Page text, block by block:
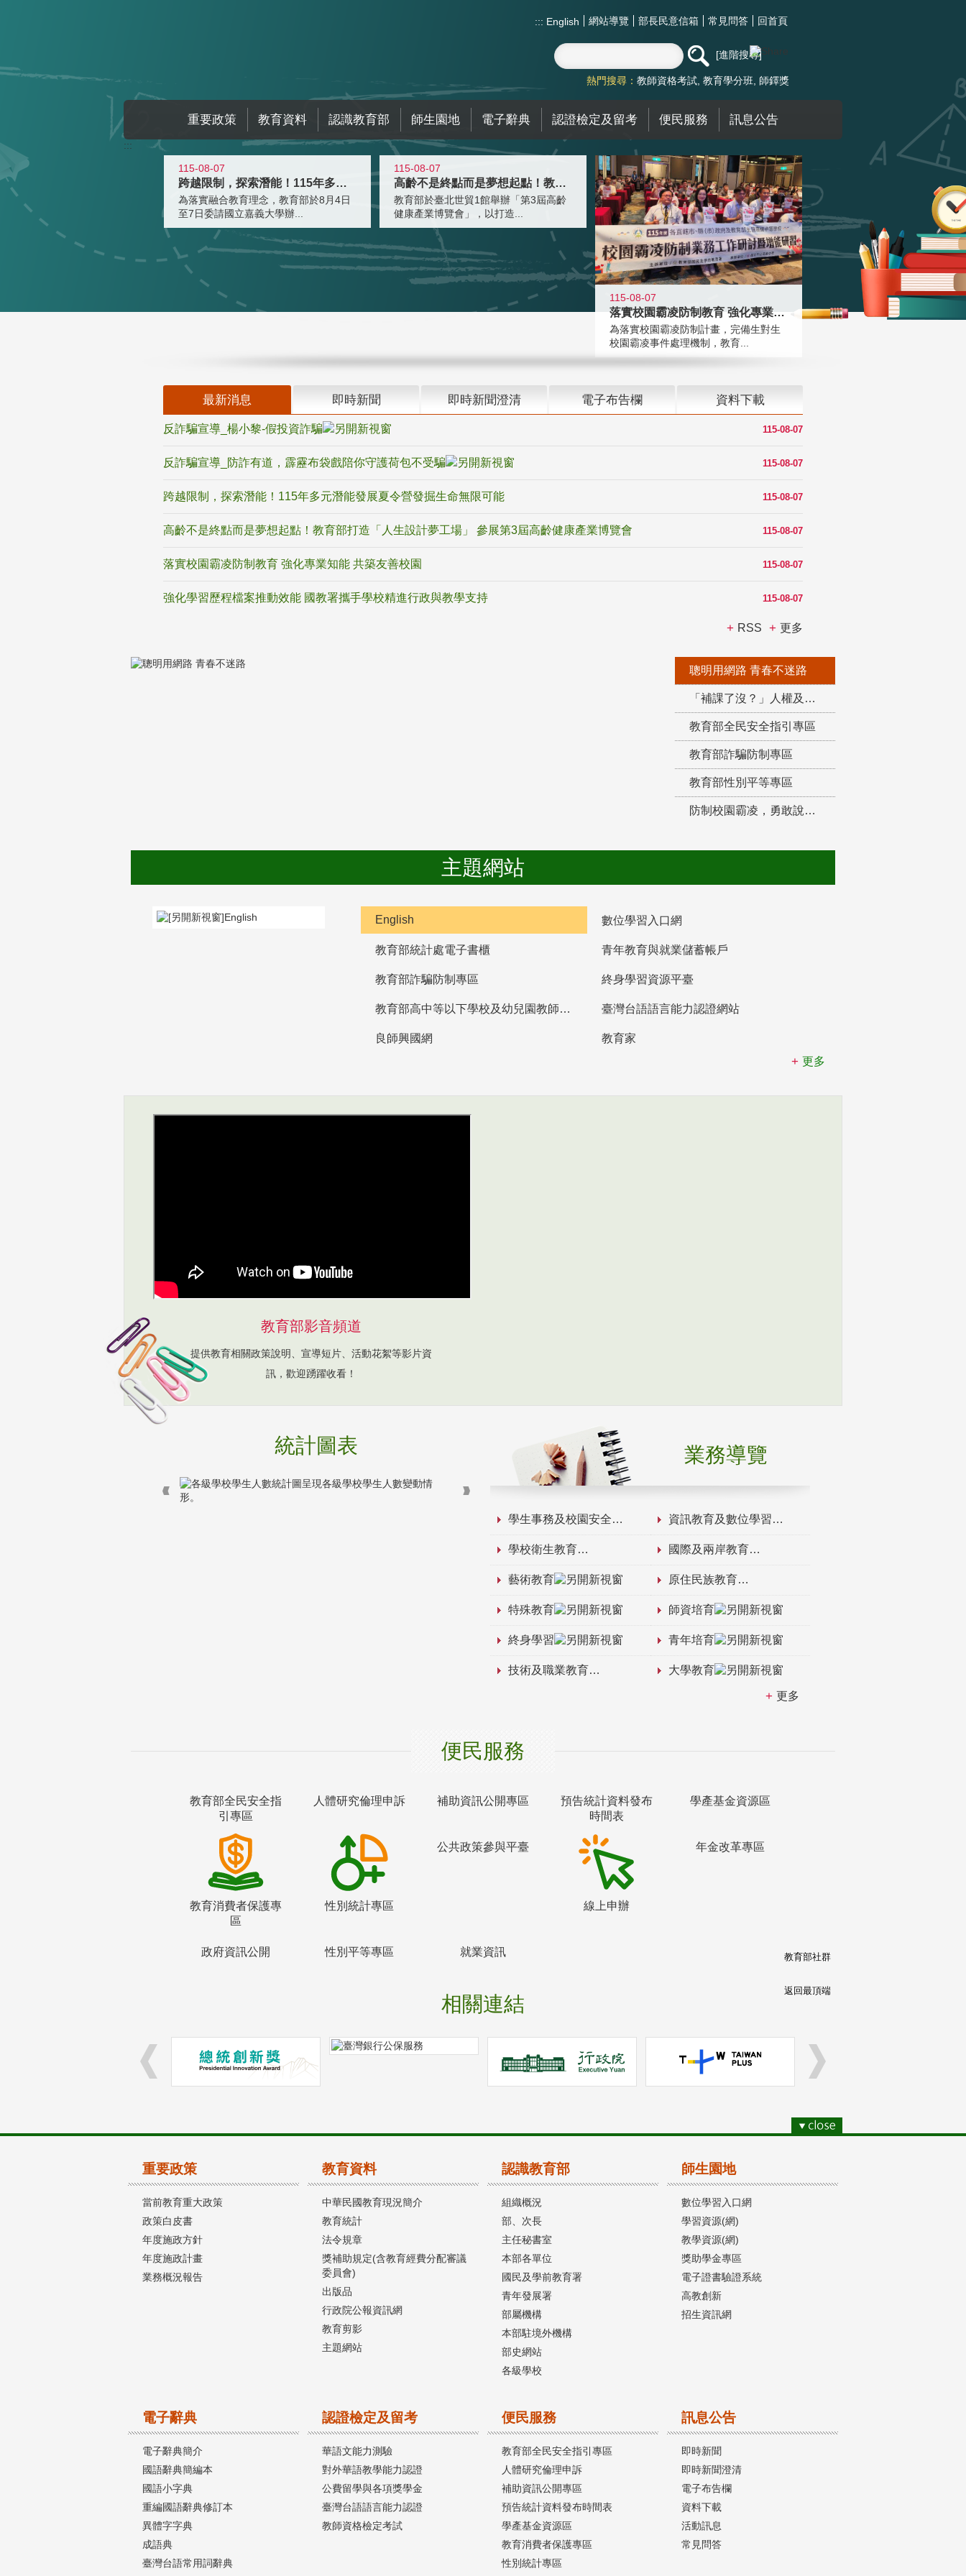
::: English 網站導覽 部長民意信箱 常見問答 回首頁
進階搜尋
熱門搜尋： 教師資格考試 教育學分班 師鐸獎
重要政策 教育資料 認識教育部 師生園地 電子辭典 認證檢定及留考 便民服務 訊息公告
:::
115-08-07
跨越限制，探索潛能！115年多元潛
為落實融合教育理念，教育部於8月4日
至7日委請國立嘉義大學辦...
115-08-07
高齡不是終點而是夢想起點！教育部打
教育部於臺北世貿1館舉辦「第3屆高齡
健康產業博覽會」，以打造...
115-08-07
落實校園霸凌防制教育 強化專業知能
為落實校園霸凌防制計畫，完備生對生
校園霸凌事件處理機制，教育...
最新消息 即時新聞 即時新聞澄清 電子布告欄 資料下載
115-08-07
反詐騙宣導_楊小黎-假投資詐騙
115-08-07
反詐騙宣導_防詐有道，霹靂布袋戲陪你守護荷包不受騙
115-08-07
跨越限制，探索潛能！115年多元潛能發展夏令營發掘生命無限可能
115-08-07
高齡不是終點而是夢想起點！教育部打造「人生設計夢工場」 參展第3屆高齡健康產業博覽會
115-08-07
落實校園霸凌防制教育 強化專業知能 共築友善校園
115-08-07
強化學習歷程檔案推動效能 國教署攜手學校精進行政與教學支持
RSS 更多
聰明用網路 青春不迷路
「補課了沒？」人權及轉型正義教育專區
教育部全民安全指引專區
教育部詐騙防制專區
教育部性別平等專區
防制校園霸凌，勇敢說出來！
主題網站
English 數位學習入口網
教育部統計處電子書櫃 青年教育與就業儲蓄帳戶
教育部詐騙防制專區 終身學習資源平臺
教育部高中等以下學校及幼兒園教師資格檢定考試 臺灣台語語言能力認證網站
良師興國網
教育家
更多
教育部影音頻道
提供教育相關政策說明、宣導短片、活動花絮等影片資
訊，歡迎踴躍收看！
統計圖表 業務導覽
學生事務及校園安全 資訊教育及數位學習
學校衛生教育 國際及兩岸教育
藝術教育 原住民族教育
特殊教育 師資培育
終身學習 青年培育
技術及職業教育 大學教育
更多
便民服務
教育部全民安全指
引專區
人體研究倫理申訴 補助資訊公開專區
預告統計資料發布
時間表
學產基金資源區
教育消費者保護專
區
性別統計專區
公共政策參與平臺
線上申辦
年金改革專區
政府資訊公開 性別平等專區 就業資訊
相關連結
教育部社群
返回最頂端
重要政策
當前教育重大政策
政策白皮書
年度施政方針
年度施政計畫
業務概況報告
教育資料
中華民國教育現況簡介
教育統計
法令規章
獎補助規定(含教育經費分配審議
委員會)
出版品
行政院公報資訊網
教育剪影
主題網站
認識教育部
組織概況
部、次長
主任秘書室
本部各單位
國民及學前教育署
青年發展署
部屬機構
本部駐境外機構
部史網站
各級學校
師生園地
數位學習入口網
學習資源(網)
教學資源(網)
獎助學金專區
電子證書驗證系統
高教創新
招生資訊網
電子辭典
電子辭典簡介
國語辭典簡編本
國語小字典
重編國語辭典修訂本
異體字字典
成語典
臺灣台語常用詞辭典
認證檢定及留考
華語文能力測驗
對外華語教學能力認證
公費留學與各項獎學金
臺灣台語語言能力認證
教師資格檢定考試
便民服務
教育部全民安全指引專區
人體研究倫理申訴
補助資訊公開專區
預告統計資料發布時間表
學產基金資源區
教育消費者保護專區
性別統計專區
訊息公告
即時新聞
即時新聞澄清
電子布告欄
資料下載
活動訊息
常見問答